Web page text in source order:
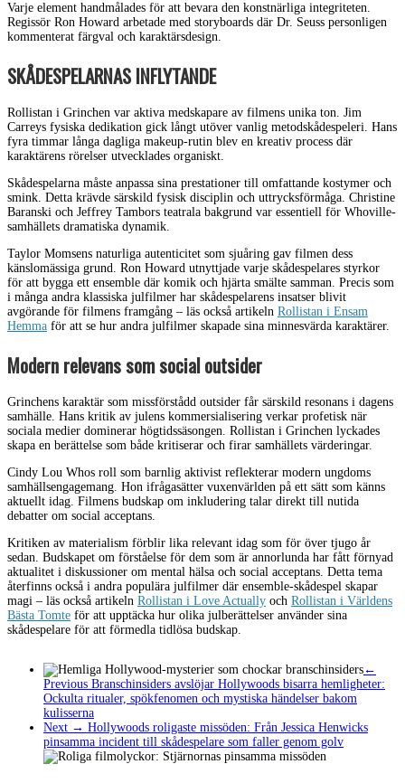
Varje element handmålades för att bevara den konstnärliga integriteten.
Regissör Ron Howard arbetade med storyboards där Dr. Seuss personligen
kommenterat färgval och karaktärsdesign.
SKÅDESPELARNAS INFLYTANDE
Rollistan i Grinchen var aktiva medskapare av filmens unika ton. Jim
Carreys fysiska dedikation gick långt utöver vanlig metodskådespeleri. Hans
fyra timmar långa dagliga makeup-rutin blev en kreativ process där
karaktärens rörelser utvecklades organiskt.
Skådespelarna måste anpassa sina prestationer till omfattande kostymer och
smink. Detta krävde särskild fysisk disciplin och uttrycksförmåga. Christine
Baranski och Jeffrey Tambors teatrala bakgrund var essentiell för Whoville-
samhällets dramatiska dynamik.
Taylor Momsens naturliga autenticitet som sjuåring gav filmen dess
känslomässiga grund. Ron Howard utnyttjade varje skådespelares styrkor
för att bygga ett ensemble där komik och hjärta smälte samman. Precis som
i många andra klassiska julfilmer har skådespelarens insatser blivit
avgörande för filmens framgång – läs också artikeln Rollistan i Ensam
Hemma för att se hur andra julfilmer skapade sina minnesvärda karaktärer.
Modern relevans som social outsider
Grinchens karaktär som missförstådd outsider får särskild resonans i dagens
samhälle. Hans kritik av julens kommersialisering verkar profetisk när
sociala medier dominerar högtidssäsongen. Rollistan i Grinchen lyckades
skapa en berättelse som både kritiserar och firar samhällets värderingar.
Cindy Lou Whos roll som barnlig aktivist reflekterar modern ungdoms
samhällsengagemang. Hon ifrågasätter vuxenvärlden på ett sätt som känns
aktuellt idag. Filmens budskap om inkludering talar direkt till nutida
debatter om social acceptans.
Kritiken av materialism förblir lika relevant idag som för över tjugo år
sedan. Budskapet om förståelse för dem som är annorlunda har fått förnyad
aktualitet i diskussioner om mental hälsa och social acceptans. Detta tema
återfinns också i andra populära julfilmer där ensemble-skådespel skapar
magi – läs också artikeln Rollistan i Love Actually och Rollistan i Världens
Bästa Tomte för att upptäcka hur olika julberättelser använder sina
skådespelare för att förmedla tidlösa budskap.
←
Previous Branschinsiders avslöjar Hollywoods bisarra hemligheter:
Ockulta ritualer, spökfenomen och mystiska händelser bakom
kulisserna
Next → Hollywoods roligaste missöden: Från Jessica Henwicks
pinsamma incident till skådespelare som faller genom golv